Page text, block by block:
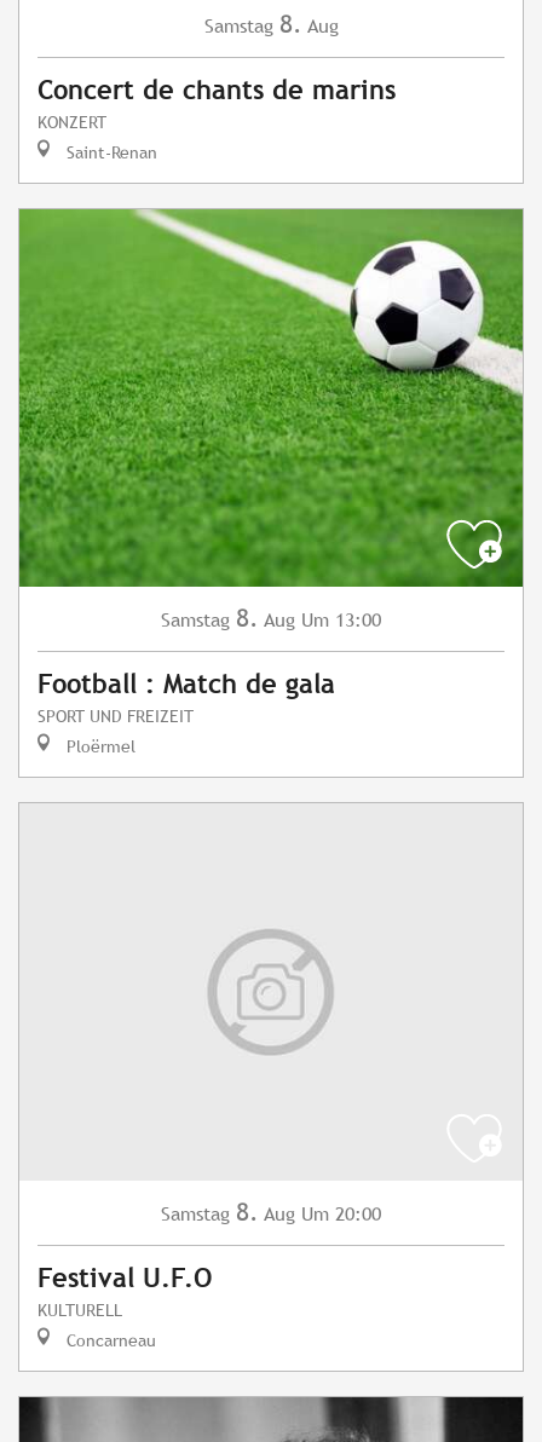
Samstag 8. Aug
Concert de chants de marins
KONZERT
Saint-Renan
Samstag 8. Aug Um 13:00
Football : Match de gala
SPORT UND FREIZEIT
Ploërmel
Samstag 8. Aug Um 20:00
Festival U.F.O
KULTURELL
Concarneau